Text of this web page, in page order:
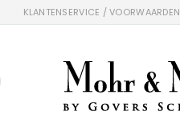
KLANTENSERVICE / VOORWAARDEN